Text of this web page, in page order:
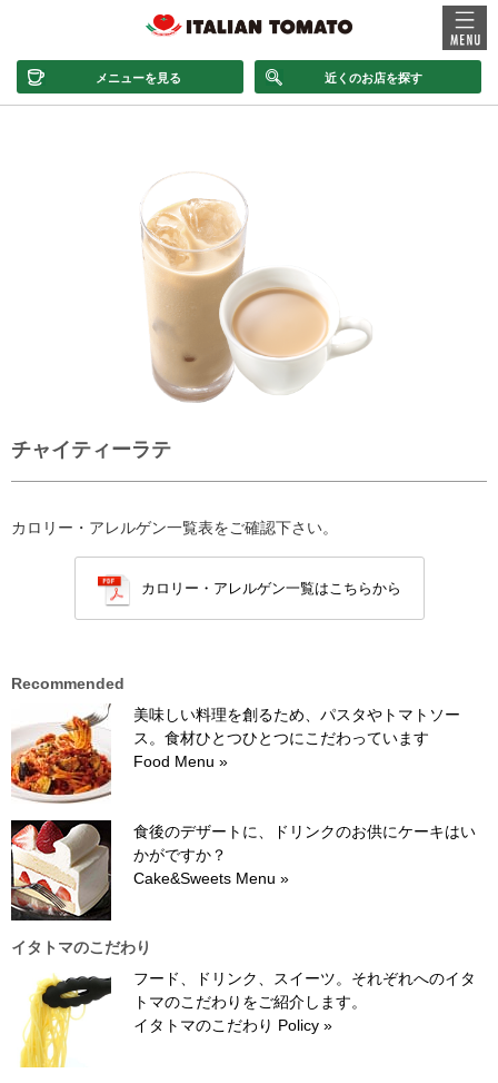
メニューを見る 近くのお店を探す
チャイティーラテ
カロリー・アレルゲン一覧表をご確認下さい。
カロリー・アレルゲン一覧はこちらから
Recommended
美味しい料理を創るため、パスタやトマトソー
ス。食材ひとつひとつにこだわっています
Food Menu »
食後のデザートに、ドリンクのお供にケーキはい
かがですか？
Cake&Sweets Menu »
イタトマのこだわり
フード、ドリンク、スイーツ。それぞれへのイタ
トマのこだわりをご紹介します。
イタトマのこだわり Policy »